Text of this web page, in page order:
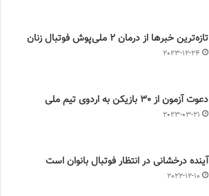
تازه‌ترین خبرها از درمان ۲ ملی‌پوش فوتبال زنان
2023-12-24
دعوت آزمون از 30 بازیکن به اردوی تیم ملی
2023-03-21
آینده درخشانی در انتظار فوتبال بانوان است
2022-12-10